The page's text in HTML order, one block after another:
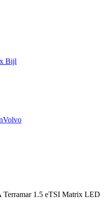
Bijl
Volvo
Terramar 1.5 eTSI Matrix LED